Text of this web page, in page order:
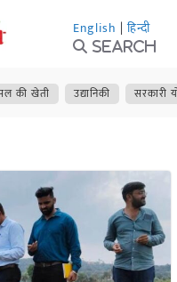
English | हिन्दी
Search
की खेती उद्यानिकी सरकारी